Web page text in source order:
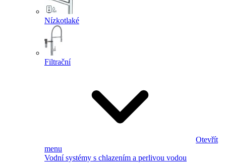
Nízkotlaké
Filtrační
Otevřít
menu
Vodní systémy s chlazením a perlivou vodou